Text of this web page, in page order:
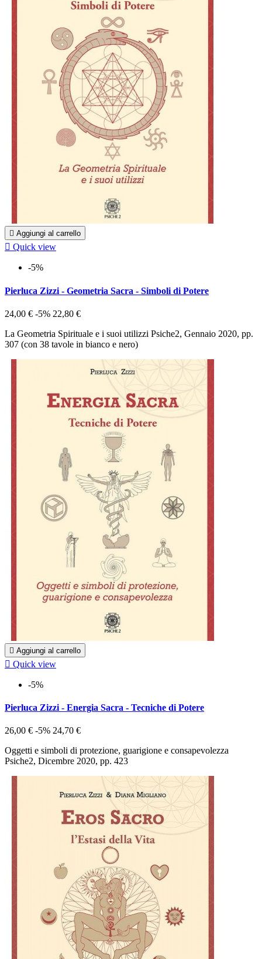
 Aggiungi al carrello
 Quick view
-5%
Pierluca Zizzi - Geometria Sacra - Simboli di Potere
24,00 € -5% 22,80 €
La Geometria Spirituale e i suoi utilizzi Psiche2, Gennaio 2020, pp.
307 (con 38 tavole in bianco e nero)
 Aggiungi al carrello
 Quick view
-5%
Pierluca Zizzi - Energia Sacra - Tecniche di Potere
26,00 € -5% 24,70 €
Oggetti e simboli di protezione, guarigione e consapevolezza
Psiche2, Dicembre 2020, pp. 423